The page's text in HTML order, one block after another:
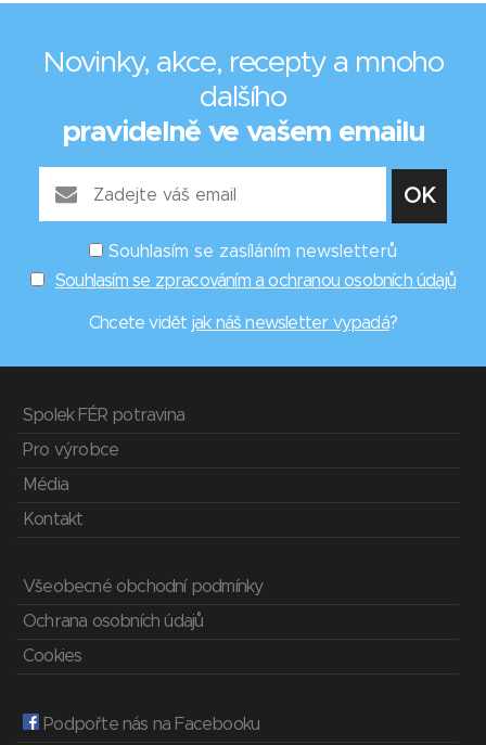
Novinky, akce, recepty a mnoho
dalšího
pravidelně ve vašem emailu
Souhlasím se zasíláním newsletterů
Souhlasím se zpracováním a ochranou osobních údajů
Chcete vidět jak náš newsletter vypadá?
Spolek FÉR potravina
Pro výrobce
Média
Kontakt
Všeobecné obchodní podmínky
Ochrana osobních údajů
Cookies
Podpořte nás na Facebooku